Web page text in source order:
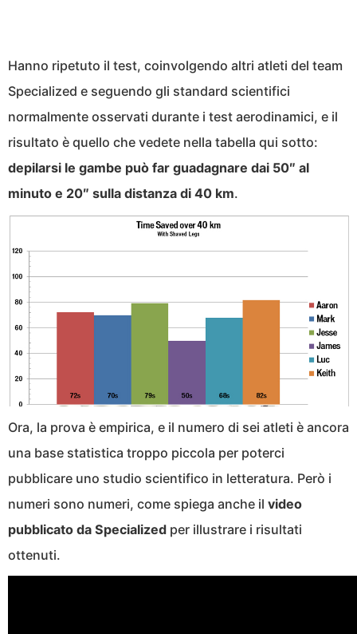
Hanno ripetuto il test, coinvolgendo altri atleti del team
Specialized e seguendo gli standard scientifici
normalmente osservati durante i test aerodinamici, e il
risultato è quello che vedete nella tabella qui sotto:
depilarsi le gambe può far guadagnare dai 50″ al
minuto e 20″ sulla distanza di 40 km.
Ora, la prova è empirica, e il numero di sei atleti è ancora
una base statistica troppo piccola per poterci
pubblicare uno studio scientifico in letteratura. Però i
numeri sono numeri, come spiega anche il video
pubblicato da Specialized per illustrare i risultati
ottenuti.